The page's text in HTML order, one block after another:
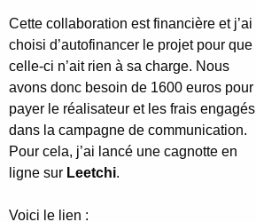
Cette collaboration est financière et j’ai
choisi d’autofinancer le projet pour que
celle-ci n’ait rien à sa charge. Nous
avons donc besoin de 1600 euros pour
payer le réalisateur et les frais engagés
dans la campagne de communication.
Pour cela, j’ai lancé une cagnotte en
ligne sur Leetchi.
Voici le lien :